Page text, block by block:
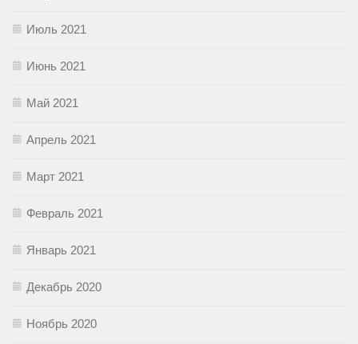
Июль 2021
Июнь 2021
Май 2021
Апрель 2021
Март 2021
Февраль 2021
Январь 2021
Декабрь 2020
Ноябрь 2020